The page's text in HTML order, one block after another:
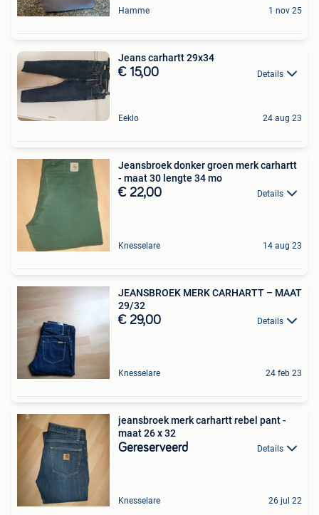
Hamme 1 nov 25
Jeans carhartt 29x34
€ 15,00 Details
Eeklo 24 aug 23
Jeansbroek donker groen merk carhartt
- maat 30 lengte 34 mo
€ 22,00 Details
Knesselare 14 aug 23
JEANSBROEK MERK CARHARTT – MAAT
29/32
€ 29,00 Details
Knesselare 24 feb 23
jeansbroek merk carhartt rebel pant -
maat 26 x 32
Gereserveerd Details
Knesselare 26 jul 22